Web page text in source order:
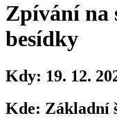
Zpívání na
besídky
Kdy: 19. 12.
Kde: Základní